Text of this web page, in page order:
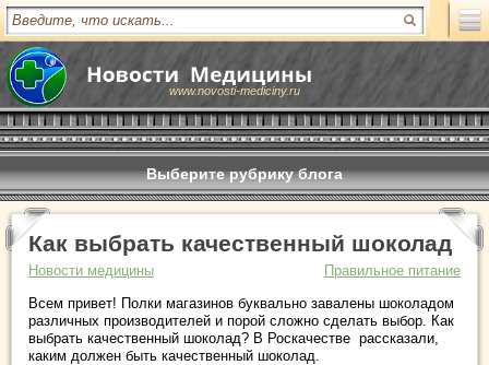
www.novosti-mediciny.ru
Выберите рубрику блога
Как выбрать качественный шоколад
Новости медицины
Правильное питание
Всем привет! Полки магазинов буквально завалены шоколадом
различных производителей и порой сложно сделать выбор. Как
выбрать качественный шоколад? В Роскачестве рассказали,
каким должен быть качественный шоколад.